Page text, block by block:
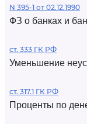
N 395-1 от 02.12.1990
ФЗ о банках и
ст. 333 ГК РФ
Уменьшение
ст. 317.1 ГК РФ
Проценты по